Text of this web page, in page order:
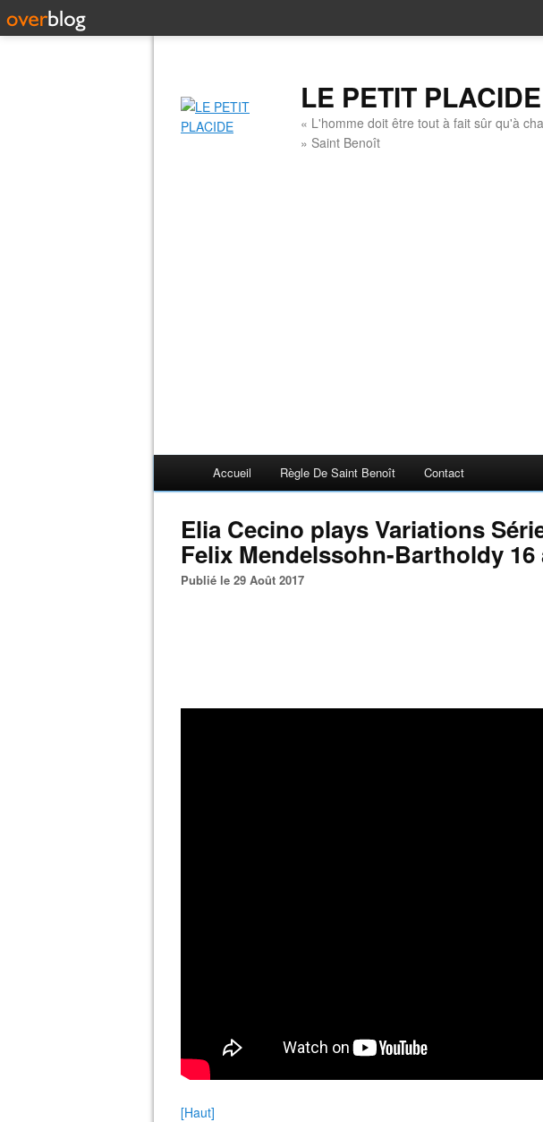
LE PETIT PLACIDE
« L'homme doit être tout à fait sûr qu'à
» Saint Benoît
Accueil Règle De Saint Benoît Contact
Elia Cecino plays Variations
Felix Mendelssohn-Bartholdy 16
Publié le 29 Août 2017
[Haut]